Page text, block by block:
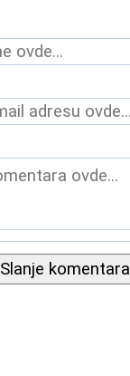
Slanje komentara